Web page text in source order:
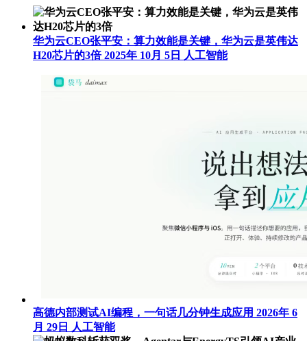
华为云CEO张平安：算力效能是关键，华为云是英伟达
H20芯片的3倍2025年 10月 5日 人工智能
高德内部测试AI编程，一句话几分钟生成应用 2026年 6
月 29日
人工智能